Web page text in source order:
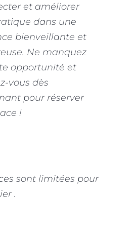
et améliorer
dans une
bienveillante et
Ne manquez
opportunité et
vous dès
pour réserver
!
sont limitées pour
.